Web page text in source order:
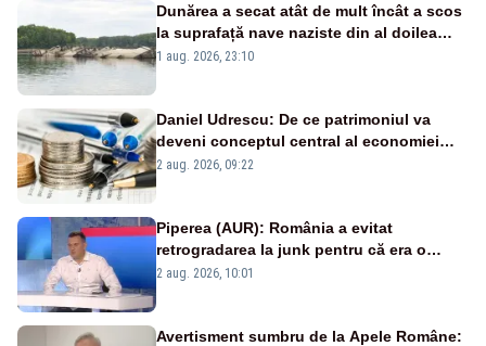
Dunărea a secat atât de mult încât a scos
la suprafață nave naziste din al doilea
război mondial
1 aug. 2026, 23:10
Daniel Udrescu: De ce patrimoniul va
deveni conceptul central al economiei
viitoare?
2 aug. 2026, 09:22
Piperea (AUR): România a evitat
retrogradarea la junk pentru că era o
catastrofă pentru bănci și fondurile de
2 aug. 2026, 10:01
Avertisment sumbru de la Apele Române: